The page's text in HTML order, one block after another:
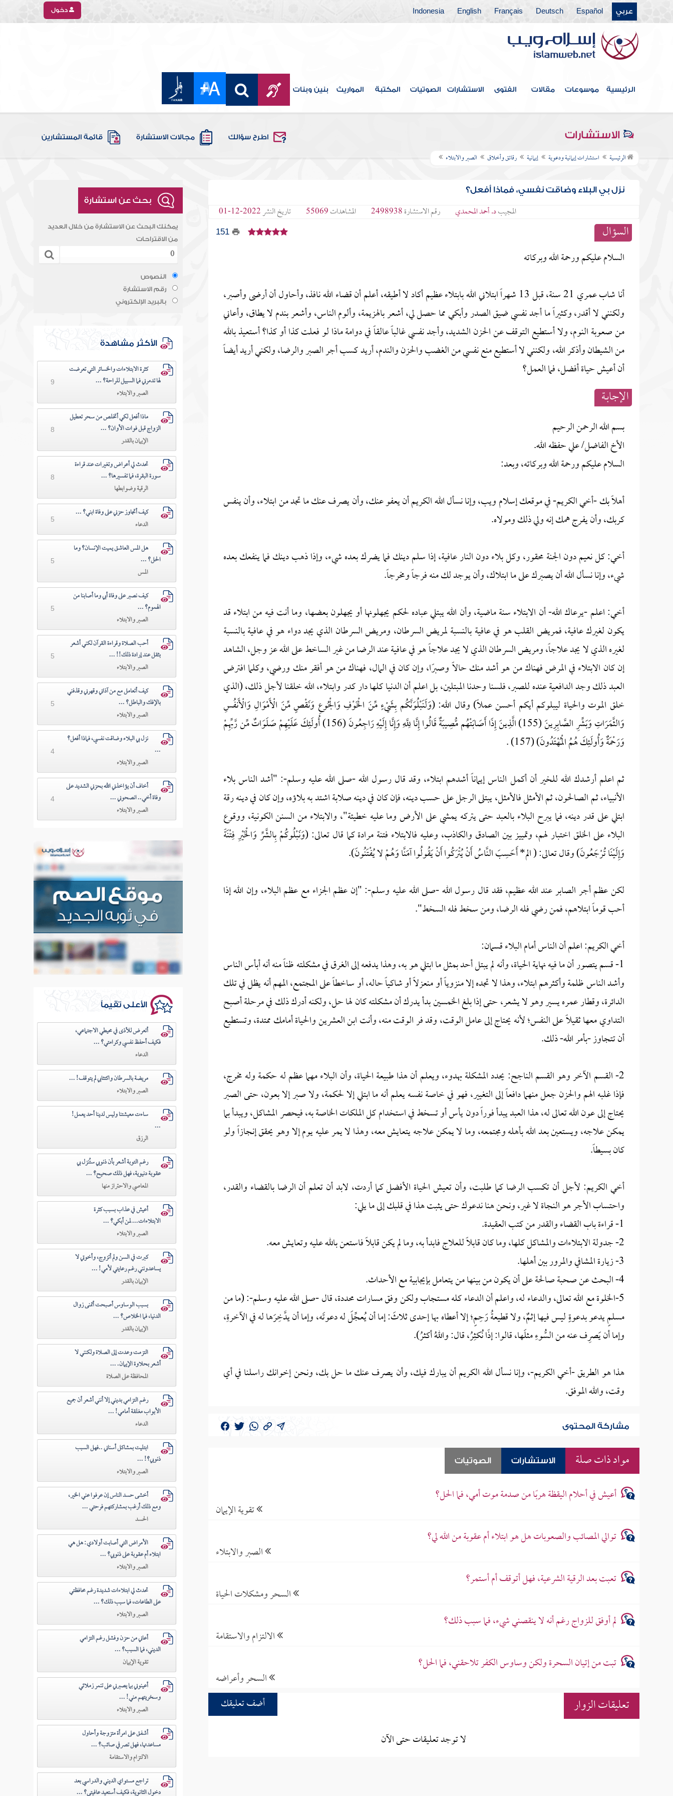
عربي Español
Deutsch
Français
English
Indonesia دخول
الرئيسية موسوعات مقالات الفتوى الاستشارات الصوتيات المكتبة المواريث بنين وبنات
الاستشارات اطرح سؤالك مجالات الاستشارة قائمة المستشارين
الرئيسية استشارات إيمانية ودعوية إيمانية رقائق وأخلاق الصبر والابتلاء
نزل بي البلاء وضاقت نفسي، فماذا أفعل؟
المجيبد. أحمد المحمدي رقم الاستشارة2498938 المشاهدات55069 تاريخ النشر2022-12-01
السؤال 151
السلام عليكم ورحمة الله وبركاته
أنا شاب عمري 21 سنة، قبل 13 شهراً ابتلاني الله بابتلاء عظيم أكاد لا أطيقه، أعلم أن قضاء الله نافذ، وأحاول أن أرضى وأصبر،
ولكنني لا أقدر، وكثيراً ما أجد نفسي ضيق الصدر وأبكي مما حصل لي، أشعر بالهزيمة، وألوم الناس، وأشعر بندم لا يطاق، وأعاني
من صعوبة النوم، ولا أستطيع التوقف عن الحزن الشديد، وأجد نفسي غالباً عالقاً في دوامة ماذا لو فعلت كذا أو كذا؟ أستعيذ بالله
من الشيطان وأذكر الله، ولكنني لا أستطيع منع نفسي من الغضب والحزن والندم، أريد كسب أجر الصبر والرضا، ولكني أريد أيضاً
أن أعيش حياة أفضل، فما العمل؟
الإجابــة
بسم الله الرحمن الرحيم
الأخ الفاضل/ علي حفظه الله.
السلام عليكم ورحمة الله وبركاته، وبعد:
أهلاً بك -أخي الكريم- في موقعك إسلام ويب، وإنا نسأل الله الكريم أن يعفو عنك، وأن يصرف عنك ما تجد من ابتلاء، وأن ينفس
كربك، وأن يفرج همك إنه ولي ذلك ومولاه.
أخي: كل نعيم دون الجنة محقور، وكل بلاء دون النار عافية، إذا سلم دينك فما يضرك بعده شيء، وإذا ذهب دينك فما ينفعك بعده
شيء، وإنا نسأل الله أن يصبرك على ما ابتلاك، وأن يوجد لك منه فرجاً ومخرجاً.
أخي: اعلم -يرعاك الله- أن الابتلاء سنة ماضية، وأن الله يبتلي عباده لحكم يجهلونها أو يجهلون بعضها، وما أنت فيه من ابتلاء قد
يكون لغيرك عافية، فمريض القلب هو في عافية بالنسبة لمريض السرطان، ومريض السرطان الذي يجد دواء هو في عافية بالنسبة
لغيره الذي لا يجد علاجاً، ومريض السرطان الذي لا يجد علاجاً هو في عافية عند الرضا من غير الساخط على الله عز وجل، الشاهد
إن كان الابتلاء في المرض فهناك من هو أشد منك حالاً وصبرًا، وإن كان في المال، فهناك من هو أفقر منك ورضي، وكلما افترض
العبد ذلك وجد الدافعية عنده للصبر، فلسنا وحدنا المبتلين، بل اعلم أن الدنيا كلها دار كدر وابتلاء، الله خلقنا لأجل ذلك، (الذي
خلق الموت والحياة ليبلوكم أيكم أحسن عملاً) وقال الله: (وَلَنَبْلُوَنَّكُم بِشَيْءٍ مِّنَ الْخَوْفِ وَالْجُوعِ وَنَقْصٍ مِّنَ الْأَمْوَالِ وَالْأَنفُسِ
وَالثَّمَرَاتِ وَبَشِّرِ الصَّابِرِينَ (155) الَّذِينَ إِذَا أَصَابَتْهُم مُّصِيبَةٌ قَالُوا إِنَّا لِلَّهِ وَإِنَّا إِلَيْهِ رَاجِعُونَ (156) أُولَئِكَ عَلَيْهِمْ صَلَوَاتٌ مِّن رَّبِّهِمْ
وَرَحْمَةٌ وَأُولَئِكَ هُمُ الْمُهْتَدُونَ) (157) .
ثم اعلم أرشدك الله للخير أن أكمل الناس إيماناً أشدهم ابتلاء، وقد قال رسول الله -صلى الله عليه وسلم-: "أشد الناس بلاء
الأنبياء، ثم الصالحون، ثم الأمثل فالأمثل، يبتلى الرجل على حسب دينه، فإن كان في دينه صلابة اشتد به بلاؤه، وإن كان في دينه رقة
ابتلي على قدر دينه، فما يبرح البلاء بالعبد حتى يتركه يمشي على الأرض وما عليه خطيئة"، والابتلاء من السنن الكونية، ووقوع
البلاء على الخلق اختبار لهم، وتمييز بين الصادق والكاذب، وعليه فالابتلاء فتنة مرادة كما قال تعالى: (وَنَبْلُوكُمْ بِالشَّرِّ وَالْخَيْرِ فِتْنَةً
وَإِلَيْنَا تُرْجَعُونَ) وقال تعالى: ( الم* أَحَسِبَ النَّاسُ أَنْ يُتْرَكُوا أَنْ يَقُولُوا آمَنَّا وَهُمْ لا يُفْتَنُونَ).
لكن عظم أجر الصابر عند الله عظيم، فقد قال رسول الله -صلى الله عليه وسلم-: "إن عظم الجزاء مع عظم البلاء، وإن الله إذا
أحب قوماً ابتلاهم، فمن رضي فله الرضا، ومن سخط فله السخط".
أخي الكريم: اعلم أن الناس أمام البلاء قسمان:
1- قسم يتصور أن ما فيه نهاية الحياة، وأنه لم يبتل أحد بمثل ما ابتلي هو به، وهذا يدفعه إلى الغرق في مشكلته ظناً منه أنه أبأس الناس
وأشد الناس ظلمة وأكثرهم ابتلاء، وهذا لا تجده إلا منزوياً أو منعزلاً أو شاكياً حاله، أو ساخطاً على المجتمع، المهم أنه يظل في تلك
الدائرة، وقطار عمره يسير وهو لا يشعر، حتى إذا بلغ الخمسين بدأ يدرك أن مشكلته كان لها حل، ولكنه أدرك ذلك في مرحلة أصبح
التداوي معها ثقيلاً على النفس؛ لأنه يحتاج إلى عامل الوقت، وقد فر الوقت منه، وأنت ابن العشرين والحياة أمامك ممتدة، وتستطيع
أن تتجاوز -بأمر الله- ذلك.
2- القسم الآخر وهو القسم الناجح: يحدد المشكلة بهدوء، ويعلم أن هذا طبيعة الحياة، وأن البلاء مهما عظم له حكمة وله مخرج،
فإذا غلبه الهم والحزن جعل منهما دافعاً إلى التغيير، فهو في خاصة نفسه يعلم أنه ما ابتلي إلا لحكمة، ولا صبر إلا بعون، حتى الصبر
يحتاج إلى عون الله تعالى له، هذا العبد يبدأ فوراً دون يأس أو تسخط في استخدام كل الملكات الخاصة به، فيحصر المشاكل، ويبدأ بما
يمكن علاجه، ويستعين بعد الله بأهله ومجتمعه، وما لا يمكن علاجه يتعايش معه، وهذا لا يمر عليه يوم إلا وهو يحقق إنجازاً ولو
كان بسيطاً.
أخي الكريم: لأجل أن تكسب الرضا كما طلبت، وأن تعيش الحياة الأفضل كما أردت، لابد أن تعلم أن الرضا بالقضاء والقدر،
واحتساب الأجر هو النجاة لا غير، ونحن هنا ندعوك حتى يثبت هذا في قلبك إلى ما يلي:
1- قراءة باب القضاء والقدر من كتب العقيدة.
2- جدولة الابتلاءات والمشاكل كلها، وما كان قابلاً للعلاج فابدأ به، وما لم يكن قابلاً فاستعن بالله عليه وتعايش معه.
3- زيارة المشافي والمرور بين أهلها.
4- البحث عن صحبة صالحة على أن يكون من بينها من يتعامل بإيجابية مع الأحداث.
5-الخلوة مع الله تعالى، والدعاء له، واعلم أن الدعاء كله مستجاب ولكن وفق مسارات محددة، قال -صلى الله عليه وسلم-: (ما من
مسلمٍ يدعو بدعوةٍ ليس فيها إثمٌ، ولا قطيعةُ رَحِمٍ؛ إلا أعطاه بها إحدى ثلاثَ: إما أن يُعجِّلَ له دعوتَه، وإما أن يدَّخِرَها له في الآخرةِ،
وإما أن يَصرِف عنه من السُّوءِ مثلَها، قالوا: إذًا نُكثِرُ، قال: واللهُ أكثرُ).
هذا هو الطريق -أخي الكريم-، وإنا نسأل الله الكريم أن يبارك فيك، وأن يصرف عنك ما حل بك، ونحن إخوانك راسلنا في أي
وقت، والله الموفق.
مشاركة المحتوى
مواد ذات صلة الاستشارات الصوتيات
أعيش في أحلام اليقظة هربًا من صدمة موت أمي، فما الحل؟
تقوية الإيمان
توالي المصائب والصعوبات هل هو ابتلاء أم عقوبة من الله لي؟
الصبر والابتلاء
تعبت بعد الرقية الشرعية، فهل أتوقف أم أستمر؟
السحر ومشكلات الحياة
لم أوفق للزواج رغم أنه لا ينقصني شيء، فما سبب ذلك؟
الالتزام والاستقامة
تبت من إتيان السحرة ولكن وساوس الكفر تلاحقني، فما الحل؟
السحر وأعراضه
تعليقات الزوار
أضف تعليقك
لا توجد تعليقات حتى الآن
بحث عن استشارة
يمكنك البحث عن الاستشارة من خلال العديد
من الاقتراحات
النصوص
رقم الاستشارة
بالبريد الإلكتروني
الأكثر مشاهدة
كثرة الابتلاءات والخسائر التي تعرضت
لها تدمرني فما السبيل للراحة؟ ...
الصبر والابتلاء
9
ماذا أفعل لكي أتخلص من سحر تعطيل
الزواج قبل فوات الأوان؟ ...
الإيمان بالقدر
8
تحدث لي أعراض وتغيرات عند قراءة
سورة البقرة، فما تفسيرها؟ ...
الرقية وضوابطها
8
كيف أتجاوز حزني على وفاة ابني؟ ...
الدعاء
5
هل المس العاشق يميت الإنسان؟ وما
الحل؟ ...
المـس
5
كيف نصبر على وفاة أبي وما أصابنا من
الهموم؟ ...
الصبر والابتلاء
5
أحب الصلاة وقراءة القرآن لكني أشعر
بثقل عند إرادة ذلك!! ...
الصبر والابتلاء
5
كيف أتعامل مع من آذاني وقهرني وقذفني
بالإفك والباطل؟ ...
الصبر والابتلاء
5
نزل بي البلاء وضاقت نفسي، فماذا أفعل؟
...
الصبر والابتلاء
4
أخاف أن يؤاخذني الله بحزني الشديد على
وفاة أخي.. انصحوني ...
الصبر والابتلاء
4
الأعلى تقيماً
أتعرض للأذى في محيطي الاجتماعي،
فكيف أحفظ نفسي وكرامتي؟ ...
الدعاء
مريضة بالسرطان واكتئابي لم يتوقف! ...
الصبر والابتلاء
ساءت معيشتنا وليس لدينا أحد يعمل!
...
الرزق
رغم التوبة أشعر بأن ذنوبي ستُنزل بي
عقوبة دنيوية، فهل ذلك صحيح؟ ...
المعاصي والاحتراز منها
أعيش في عذاب بسبب كثرة
الابتلاءات... لمن أبكي؟ ...
الصبر والابتلاء
كبرت في السن ولم أتزوج، وأخوتي لا
يساعدونني رغم رعايتي لأمي! ...
الإيمان بالقدر
بسبب الوساوس أصبحت أتمنى زوال
الدنيا، فما الخلاص؟ ...
الإيمان بالقدر
التزمت وعدت إلى الصلاة ولكنني لا
أشعر بحلاوة الإيمان. ...
المحافظة على الصلاة
رغم التزامي بديني إلا أنني أشعر أن جميع
الأبواب مغلقة أمامي! ...
الدعاء
ابتليت بمشاكل أسناني ..فهل السبب
ذنوبي؟! ...
الصبر والابتلاء
أخشى حسد الناس إن عرفوا عني الخير،
ومع ذلك أرغب بمشاركتهم فرحتي ...
الحسد
الأمراض التي أصابت أولادي: هل هي
ابتلاء أم عقوبة على ذنوبي؟ ...
الصبر والابتلاء
تحدث لي ابتلاءات شديدة رغم محافظتي
على الطاعات، فما سبب ذلك؟ ...
الصبر والابتلاء
أعاني من حزن وفشل رغم التزامي
الديني، فما السبب؟ ...
تقوية الإيمان
أعينوني بما يصبرني على تنمر زملائي
وسخريتهم مني! ...
الصبر والابتلاء
أشفق على امرأة متزوجة وأحاول
مساعدتها، فهل تصرفي صائب؟ ...
الالتزام والاستقامة
تراجع مستواي الديني والدراسي بعد
دخول الثانوية، فكيف أستعيد عافيتي؟ ...